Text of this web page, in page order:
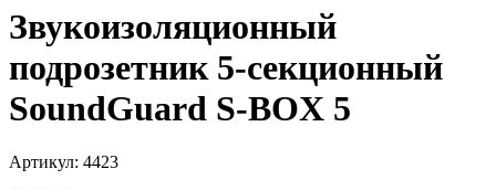
Звукоизоляционный
подрозетник 5-секционный
SoundGuard S-BOX 5
Артикул: 4423